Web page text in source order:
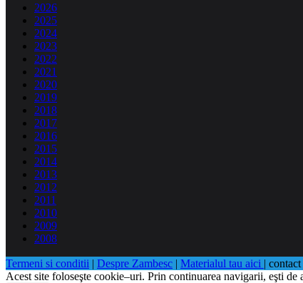
2026
2025
2024
2023
2022
2021
2020
2019
2018
2017
2016
2015
2014
2013
2012
2011
2010
2009
2008
Termeni si conditii | Despre Zambesc | Materialul tau aici |
Acest site foloseşte cookie–uri. Prin continuarea navigarii, eşti